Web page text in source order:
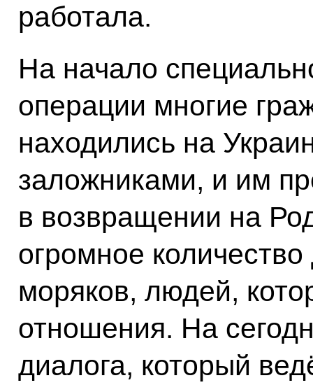
работала.
На начало
операции многие
находились на
заложниками, и им
в возвращении на
огромное
моряков, людей,
отношения. На
диалога, который